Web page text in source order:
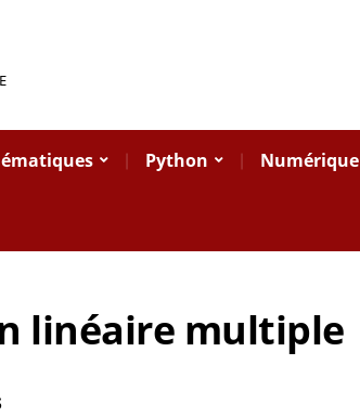
Python Numérique
linéaire multiple